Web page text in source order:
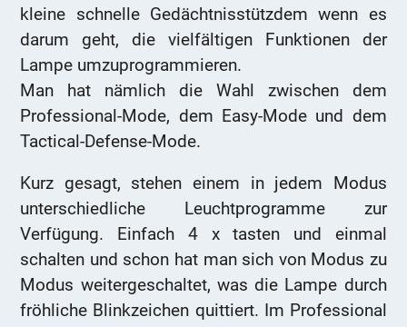
kleine schnelle Gedächtnisstützdem wenn es
darum geht, die vielfältigen Funktionen der
Lampe umzuprogrammieren.
Man hat nämlich die Wahl zwischen dem
Professional-Mode, dem Easy-Mode und dem
Tactical-Defense-Mode.
Kurz gesagt, stehen einem in jedem Modus
unterschiedliche Leuchtprogramme zur
Verfügung. Einfach 4 x tasten und einmal
schalten und schon hat man sich von Modus zu
Modus weitergeschaltet, was die Lampe durch
fröhliche Blinkzeichen quittiert. Im Professional